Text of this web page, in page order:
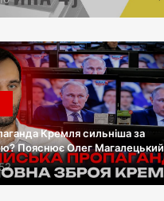
Кремля сильніша за
Пояснює Олег Магалецький